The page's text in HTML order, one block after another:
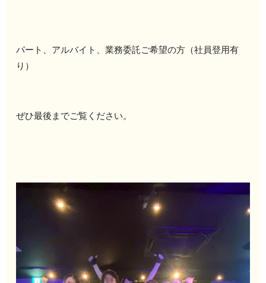
パート、アルバイト、業務委託ご希望の方（社員登用有
り）
ぜひ最後までご覧ください。